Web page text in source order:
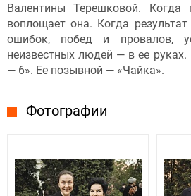
Валентины Терешковой. Когда
воплощает она. Когда
ошибок, побед и провалов,
неизвестных людей — в ее
— 6». Ее позывной — «Чайка».
Фотографии